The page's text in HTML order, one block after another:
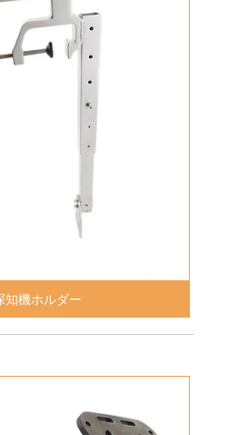
知機ホルダー